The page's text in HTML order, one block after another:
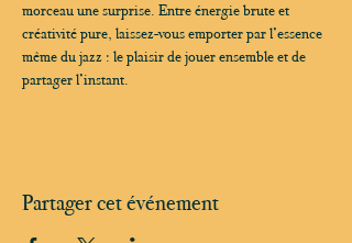
morceau une surprise. Entre énergie brute et
créativité pure, laissez-vous emporter par l’essence
même du jazz : le plaisir de jouer ensemble et de
partager l’instant.
Partager cet événement